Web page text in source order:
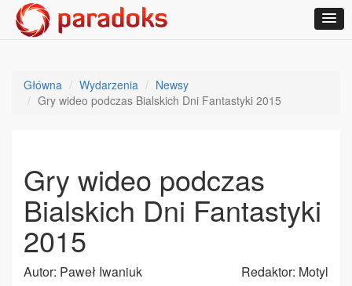
Główna Wydarzenia
Newsy
Gry wideo podczas Bialskich Dni Fantastyki 2015
Gry wideo podczas
Bialskich Dni Fantastyki
2015
Autor: Paweł Iwaniuk Redaktor: Motyl